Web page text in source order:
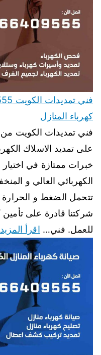
كهرباء المنازل
فني تمديدات الكويت من
على تمديد الاسلاك
خبرات ممتازة في اختيار
الكهربائي العالي و
تتحمل الضغط و الحرارة
شركتنا قادرة على تأمين
للعمل. فني… اقرأ المزيد